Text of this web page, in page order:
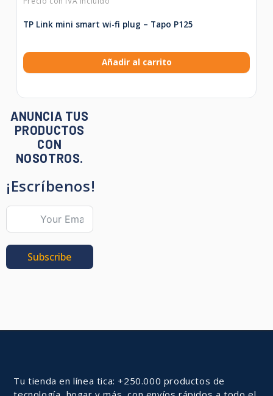
TP Link mini smart wi-fi plug – Tapo P125
Añadir al carrito
ANUNCIA TUS
PRODUCTOS
CON
NOSOTROS.
¡Escríbenos!
Subscribe
Tu tienda en línea tica: +250.000 productos de